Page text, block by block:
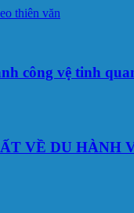
thiên văn
công vệ tinh
VỀ DU HÀNH